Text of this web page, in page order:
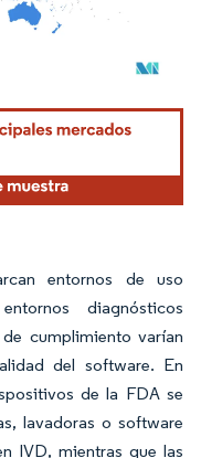
según CC BY 4.0.
entornos de uso
diagnósticos
cumplimiento varían
del software. En
de la FDA se
lavadoras o software
IVD, mientras que las